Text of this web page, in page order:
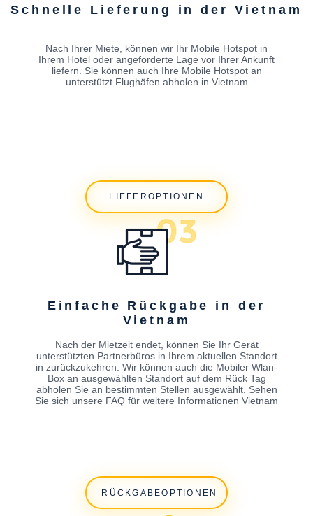
Schnelle Lieferung in der Vietnam
Nach Ihrer Miete, können wir Ihr Mobile Hotspot in
Ihrem Hotel oder angeforderte Lage vor Ihrer Ankunft
liefern. Sie können auch Ihre Mobile Hotspot an
unterstützt Flughäfen abholen in Vietnam
LIEFEROPTIONEN
Einfache Rückgabe in der
Vietnam
Nach der Mietzeit endet, können Sie Ihr Gerät
unterstützten Partnerbüros in Ihrem aktuellen Standort
in zurückzukehren. Wir können auch die Mobiler Wlan-
Box an ausgewählten Standort auf dem Rück Tag
abholen Sie an bestimmten Stellen ausgewählt. Sehen
Sie sich unsere FAQ für weitere Informationen Vietnam
RÜCKGABEOPTIONEN